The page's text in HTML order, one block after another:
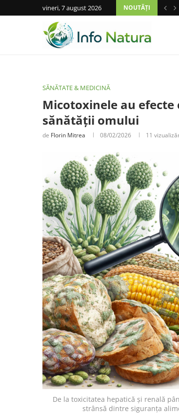
vineri, 7 august 2026 NOUTĂȚI
SĂNĂTATE & MEDICINĂ
Micotoxinele au efecte
sănătății omului
de Florin Mitrea 08/02/2026 11
De la toxicitatea hepatică și renală
strânsă dintre siguranța